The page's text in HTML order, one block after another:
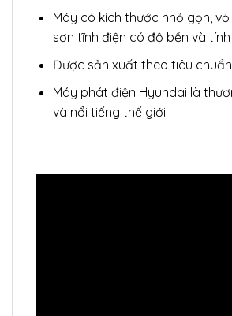
Máy có kích thước nhỏ gọn,
sơn tĩnh điện có độ bền và
Được sản xuất theo tiêu chuẩn
Máy phát điện Hyundai là
và nổi tiếng thế giới.